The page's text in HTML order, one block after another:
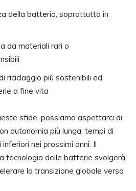
della batteria, soprattutto in
da materiali rari o
riciclaggio più sostenibili ed
a fine vita
sfide, possiamo aspettarci di
autonomia più lunga, tempi di
nei prossimi anni. Il
tecnologia delle batterie svolgerà
la transizione globale verso